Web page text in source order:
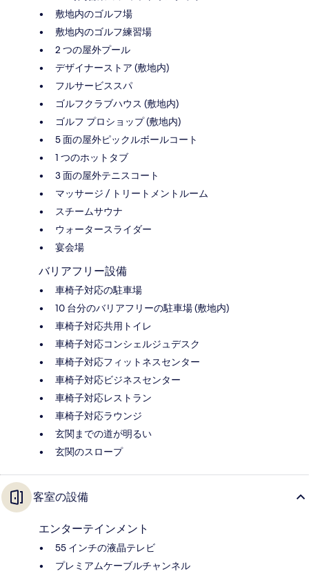
敷地内のゴルフ場
敷地内のゴルフ練習場
2 つの屋外プール
デザイナーストア (敷地内)
フルサービススパ
ゴルフクラブハウス (敷地内)
ゴルフ プロショップ (敷地内)
5 面の屋外ピックルボールコート
1 つのホットタブ
3 面の屋外テニスコート
マッサージ / トリートメントルーム
スチームサウナ
ウォータースライダー
宴会場
バリアフリー設備
車椅子対応の駐車場
10 台分のバリアフリーの駐車場 (敷地内)
車椅子対応共用トイレ
車椅子対応コンシェルジュデスク
車椅子対応フィットネスセンター
車椅子対応ビジネスセンター
車椅子対応レストラン
車椅子対応ラウンジ
玄関までの道が明るい
玄関のスロープ
客室の設備
エンターテインメント
55 インチの液晶テレビ
プレミアムケーブルチャンネル